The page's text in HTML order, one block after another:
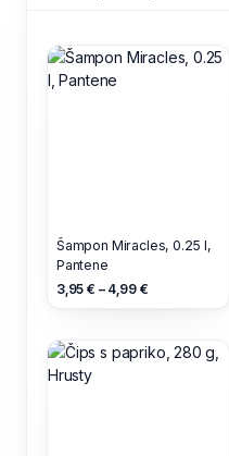
Šampon Miracles, 0.25 l,
Pantene
3,95 € – 4,99 €